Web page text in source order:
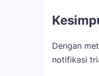
Dengan
notifikasi